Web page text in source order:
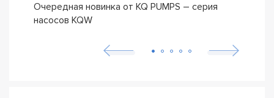
Очередная новинка от KQ PUMPS – серия
насосов KQW